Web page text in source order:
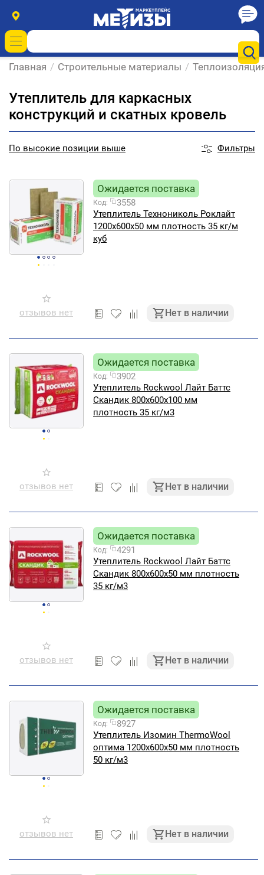
Главная / Строительные материалы /
Утеплитель для каркасных
конструкций и скатных кровель
По высокие позиции выше Фильтры
отзывов нет
Ожидается поставка
Код:
3558
Утеплитель Технониколь Роклайт
1200х600х50 мм плотность 35 кг/м
куб
Нет в наличии
отзывов нет
Ожидается поставка
Код:
3902
Утеплитель Rockwool Лайт Баттс
Скандик 800х600х100 мм
плотность 35 кг/м3
Нет в наличии
отзывов нет
Ожидается поставка
Код:
4291
Утеплитель Rockwool Лайт Баттс
Скандик 800х600х50 мм плотность
35 кг/м3
Нет в наличии
отзывов нет
Ожидается поставка
Код:
8927
Утеплитель Изомин ThermoWool
оптима 1200х600х50 мм плотность
50 кг/м3
Нет в наличии